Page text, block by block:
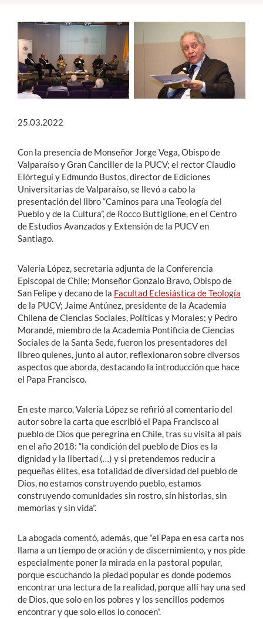
Académicos
Funcionarios
Alumni
English
25.03.2022
Con la presencia de Monseñor Jorge Vega, Obispo de
Valparaíso y Gran Canciller de la PUCV; el rector Claudio
Elórtegui y Edmundo Bustos, director de Ediciones
Universitarias de Valparaíso, se llevó a cabo la
presentación del libro “Caminos para una Teología del
Pueblo y de la Cultura”, de Rocco Buttiglione, en el Centro
de Estudios Avanzados y Extensión de la PUCV en
Santiago.
Valeria López, secretaria adjunta de la Conferencia
Episcopal de Chile; Monseñor Gonzalo Bravo, Obispo de
San Felipe y decano de la Facultad Eclesiástica de Teología
de la PUCV; Jaime Antúnez, presidente de la Academia
Chilena de Ciencias Sociales, Políticas y Morales; y Pedro
Morandé, miembro de la Academia Pontificia de Ciencias
Sociales de la Santa Sede, fueron los presentadores del
libreo quienes, junto al autor, reflexionaron sobre diversos
aspectos que aborda, destacando la introducción que hace
el Papa Francisco.
En este marco, Valeria López se refirió al comentario del
autor sobre la carta que escribió el Papa Francisco al
pueblo de Dios que peregrina en Chile, tras su visita al país
en el año 2018: “la condición del pueblo de Dios es la
dignidad y la libertad (…) y si pretendemos reducir a
pequeñas élites, esa totalidad de diversidad del pueblo de
Dios, no estamos construyendo pueblo, estamos
construyendo comunidades sin rostro, sin historias, sin
memorias y sin vida”.
La abogada comentó, además, que “el Papa en esa carta nos
llama a un tiempo de oración y de discernimiento, y nos pide
especialmente poner la mirada en la pastoral popular,
porque escuchando la piedad popular es donde podemos
encontrar una lectura de la realidad, porque allí hay una sed
de Dios, que solo en los pobres y los sencillos podemos
encontrar y que solo ellos lo conocen”.